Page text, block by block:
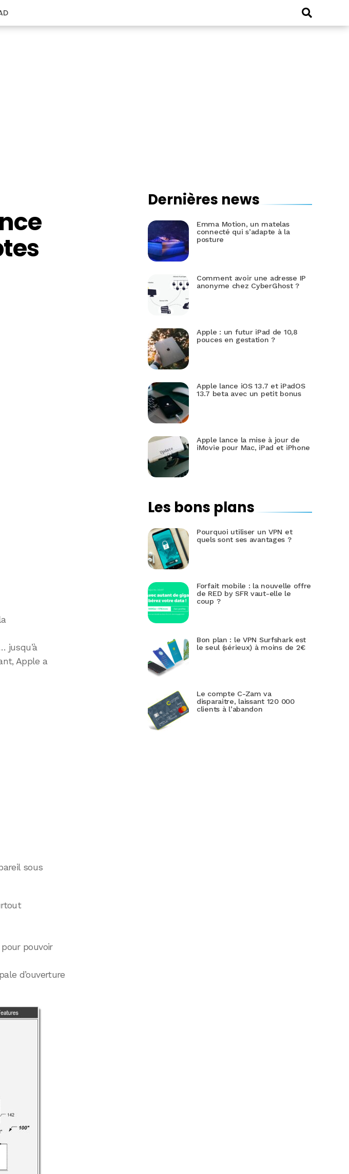
jusqu’à
Apple a
sous
pouvoir
d’ouverture
Dernières news
Emma Motion, un matelas
connecté qui s’adapte à la
posture
Comment avoir une adresse IP
anonyme chez CyberGhost ?
Apple : un futur iPad de 10,8
pouces en gestation ?
Apple lance iOS 13.7 et iPadOS
13.7 beta avec un petit bonus
Apple lance la mise à jour de
iMovie pour Mac, iPad et iPhone
Les bons plans
Pourquoi utiliser un VPN et
quels sont ses avantages ?
Forfait mobile : la nouvelle offre
de RED by SFR vaut-elle le
coup ?
Bon plan : le VPN Surfshark est
le seul (sérieux) à moins de 2€
Le compte C-Zam va
disparaitre, laissant 120 000
clients à l’abandon